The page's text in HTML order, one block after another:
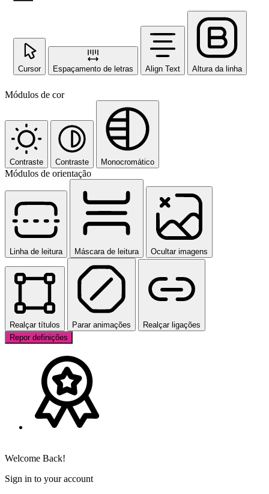
Cursor Espaçamento de letras Align Text Altura da linha
Módulos de cor
Contraste Contraste Monocromático
Módulos de orientação
Linha de leitura Máscara de leitura Ocultar imagens
Realçar títulos Parar animações
Realçar ligações
Repor definições
Welcome Back!
Sign in to your account